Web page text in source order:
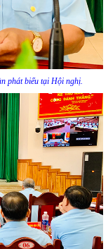
phát biểu tại Hội nghị.